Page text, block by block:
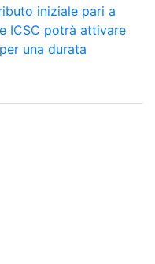
iniziale pari a
ICSC potrà attivare
una durata